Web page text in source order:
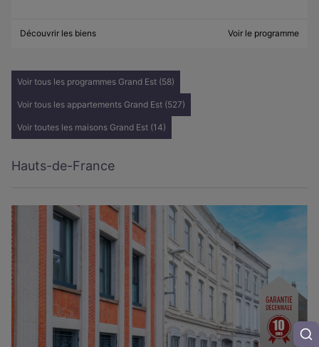
Découvrir les biens Voir le programme
Voir tous les programmes Grand Est (58)
Voir tous les appartements Grand Est (527)
Voir toutes les maisons Grand Est (14)
Hauts-de-France